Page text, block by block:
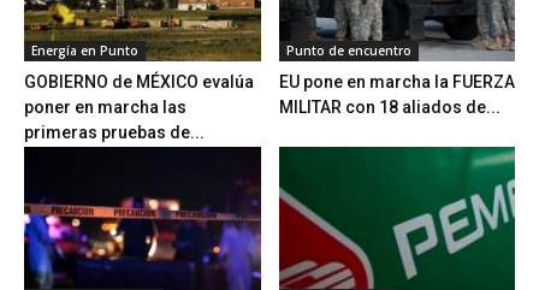
Energía en Punto
GOBIERNO de MÉXICO evalúa
poner en marcha las
primeras pruebas de...
Punto de encuentro
EU pone en marcha la FUERZA
MILITAR con 18 aliados de...